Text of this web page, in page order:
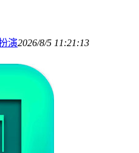
演2026/8/5 11:21:13